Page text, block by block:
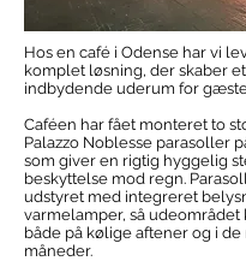
Hos en café i Odense har vi
komplet løsning, der skaber
indbydende uderum for
Caféen har fået monteret to
Palazzo Noblesse parasoller
som giver en rigtig hyggelig
beskyttelse mod regn.
udstyret med integreret
varmelamper, så udeområdet
både på kølige aftener og i
måneder.